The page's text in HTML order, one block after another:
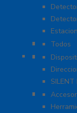
Extinción
Todos
Fuentes
SILENT